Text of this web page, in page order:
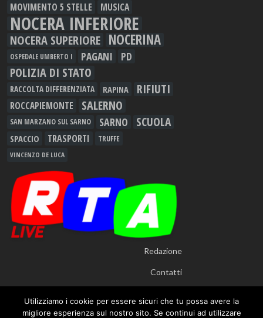
MOVIMENTO 5 STELLE MUSICA
NOCERA INFERIORE
NOCERA SUPERIORE NOCERINA
OSPEDALE UMBERTO I PAGANI PD
POLIZIA DI STATO
RACCOLTA DIFFERENZIATA RAPINA RIFIUTI
ROCCAPIEMONTE SALERNO
SAN MARZANO SUL SARNO SARNO SCUOLA
SPACCIO TRASPORTI TRUFFE
VINCENZO DE LUCA
Redazione
Contatti
Utilizziamo i cookie per essere sicuri che tu possa avere la
migliore esperienza sul nostro sito. Se continui ad utilizzare